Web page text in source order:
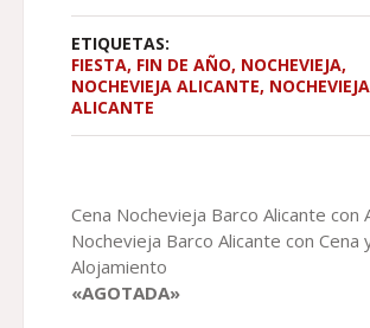
ETIQUETAS:
FIESTA, FIN DE AÑO, NOCHEVIEJA,
NOCHEVIEJA ALICANTE,
ALICANTE
Cena Nochevieja Barco Alicante con
Nochevieja Barco Alicante con Cena
Alojamiento
«AGOTADA»